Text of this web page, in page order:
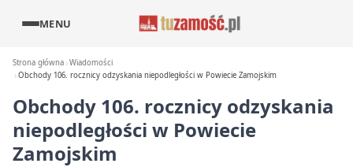
MENU
Strona główna Wiadomości
Obchody 106. rocznicy odzyskania niepodległości w Powiecie Zamojskim
Obchody 106. rocznicy odzyskania
niepodległości w Powiecie
Zamojskim